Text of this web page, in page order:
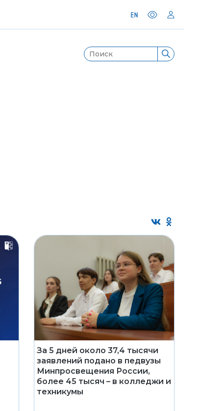
За 5 дней около 37,4 тысячи
заявлений подано в педвузы
Минпросвещения России,
более 45 тысяч – в колледжи и
техникумы